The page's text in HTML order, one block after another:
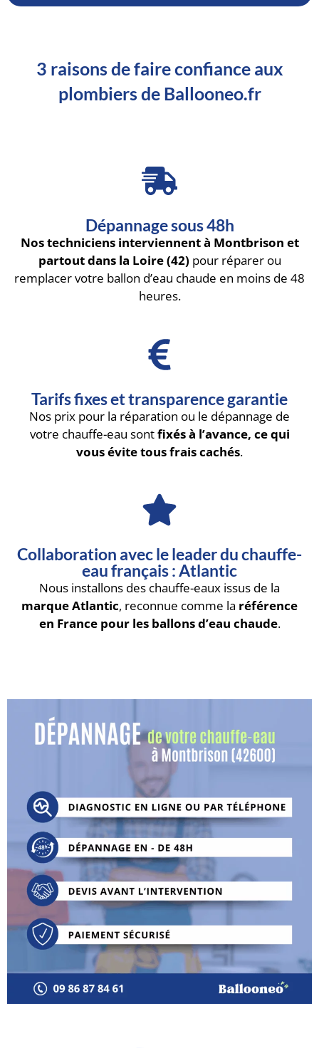
3 raisons de faire confiance aux
plombiers de Ballooneo.fr
Dépannage sous 48h
Nos techniciens interviennent à Montbrison et
partout dans la Loire (42) pour réparer ou
remplacer votre ballon d’eau chaude en moins de 48
heures.
Tarifs fixes et transparence garantie
Nos prix pour la réparation ou le dépannage de
votre chauffe-eau sontfixés à l’avance, ce qui
vous évite tous frais cachés.
Collaboration avec le leader du chauffe-
eau français : Atlantic
Nous installons des chauffe-eaux issus de la
marque Atlantic, reconnue comme la référence
en France pour les ballons d’eau chaude.